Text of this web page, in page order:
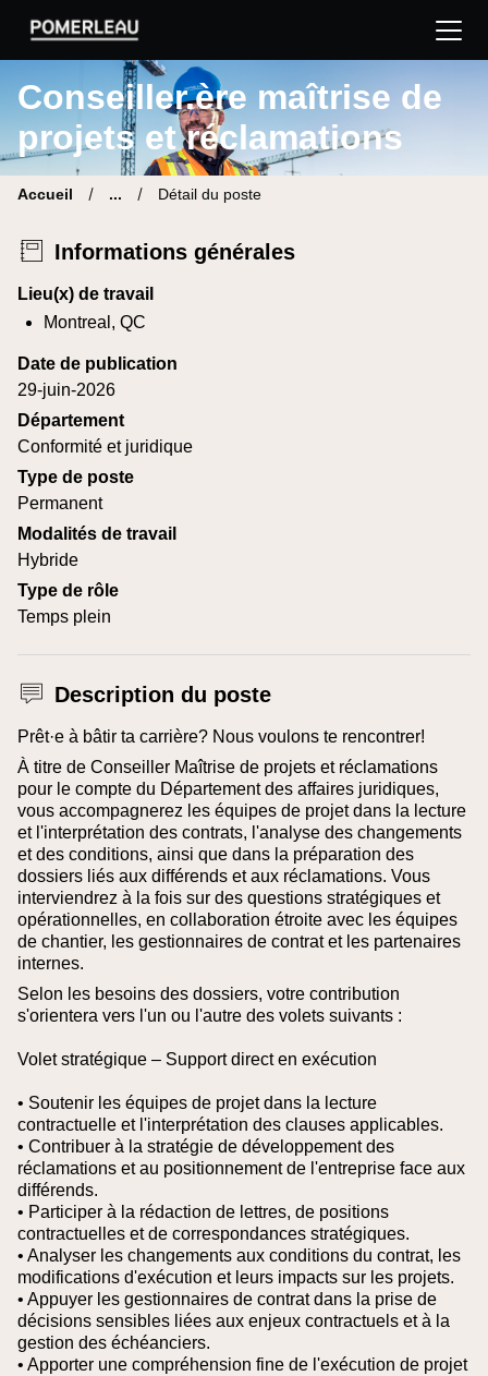
Pomerleau Site carrière | Trouve ton nouveau poste
Conseiller.ère maîtrise de
projets et réclamations
Accueil ... Détail du poste
Informations générales
Lieu(x) de travail
Montreal, QC
Date de publication
29-juin-2026
Département
Conformité et juridique
Type de poste
Permanent
Modalités de travail
Hybride
Type de rôle
Temps plein
Description du poste
Prêt·e à bâtir ta carrière? Nous voulons te rencontrer!
À titre de Conseiller Maîtrise de projets et réclamations
pour le compte du Département des affaires juridiques,
vous accompagnerez les équipes de projet dans la lecture
et l'interprétation des contrats, l'analyse des changements
et des conditions, ainsi que dans la préparation des
dossiers liés aux différends et aux réclamations. Vous
interviendrez à la fois sur des questions stratégiques et
opérationnelles, en collaboration étroite avec les équipes
de chantier, les gestionnaires de contrat et les partenaires
internes.
Selon les besoins des dossiers, votre contribution
s'orientera vers l'un ou l'autre des volets suivants :
Volet stratégique – Support direct en exécution
• Soutenir les équipes de projet dans la lecture
contractuelle et l'interprétation des clauses applicables.
• Contribuer à la stratégie de développement des
réclamations et au positionnement de l'entreprise face aux
différends.
• Participer à la rédaction de lettres, de positions
contractuelles et de correspondances stratégiques.
• Analyser les changements aux conditions du contrat, les
modifications d'exécution et leurs impacts sur les projets.
• Appuyer les gestionnaires de contrat dans la prise de
décisions sensibles liées aux enjeux contractuels et à la
gestion des échéanciers.
• Apporter une compréhension fine de l'exécution de projet